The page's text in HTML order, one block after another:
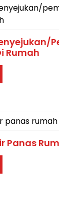
Rumah
Panas